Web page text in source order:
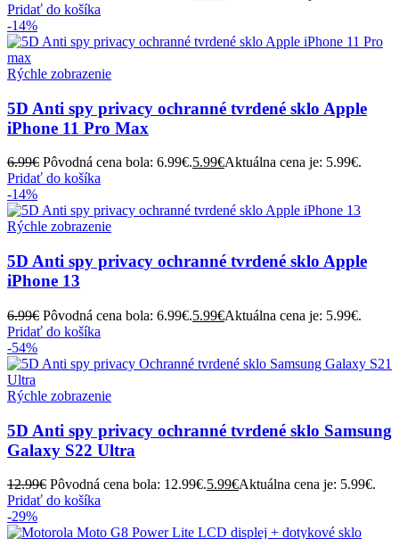
Pridať do košíka
-14%
Rýchle zobrazenie
5D Anti spy privacy ochranné tvrdené sklo Apple
iPhone 11 Pro Max
6.99€ Pôvodná cena bola: 6.99€.5.99€Aktuálna cena je: 5.99€.
Pridať do košíka
-14%
Rýchle zobrazenie
5D Anti spy privacy ochranné tvrdené sklo Apple
iPhone 13
6.99€ Pôvodná cena bola: 6.99€.5.99€Aktuálna cena je: 5.99€.
Pridať do košíka
-54%
Rýchle zobrazenie
5D Anti spy privacy ochranné tvrdené sklo Samsung
Galaxy S22 Ultra
12.99€ Pôvodná cena bola: 12.99€.5.99€Aktuálna cena je: 5.99€.
Pridať do košíka
-29%